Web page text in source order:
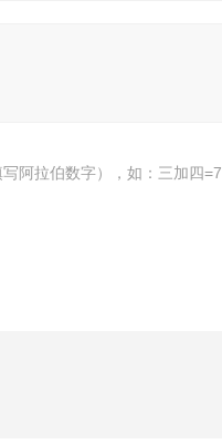
阿拉伯数字），如：三加四=7